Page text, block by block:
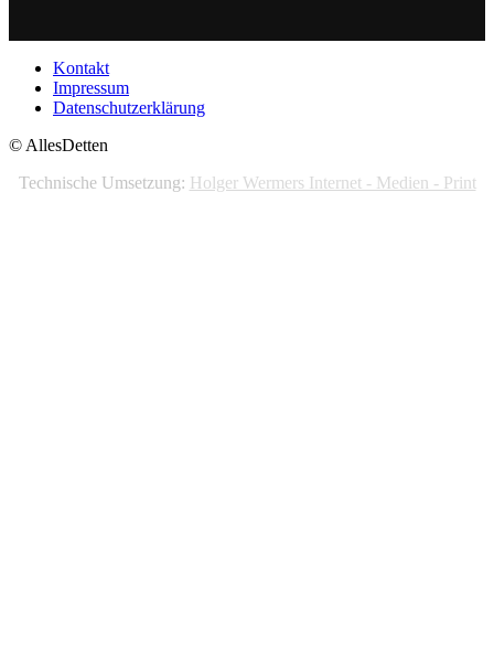
Kontakt
Impressum
Datenschutzerklärung
© AllesDetten
Technische Umsetzung: Holger Wermers Internet - Medien - Print